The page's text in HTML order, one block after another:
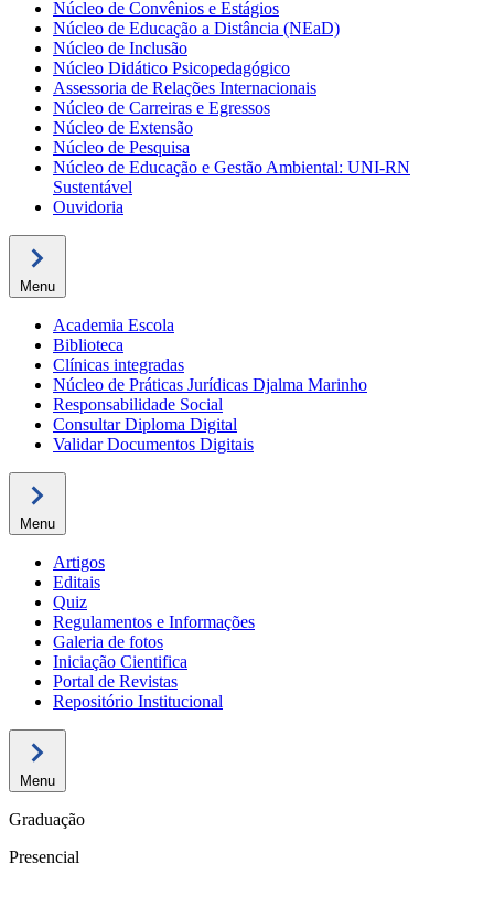
Núcleo de Convênios e Estágios
Núcleo de Educação a Distância (NEaD)
Núcleo de Inclusão
Núcleo Didático Psicopedagógico
Assessoria de Relações Internacionais
Núcleo de Carreiras e Egressos
Núcleo de Extensão
Núcleo de Pesquisa
Núcleo de Educação e Gestão Ambiental: UNI-RN
Sustentável
Ouvidoria
Menu
Academia Escola
Biblioteca
Clínicas integradas
Núcleo de Práticas Jurídicas Djalma Marinho
Responsabilidade Social
Consultar Diploma Digital
Validar Documentos Digitais
Menu
Artigos
Editais
Quiz
Regulamentos e Informações
Galeria de fotos
Iniciação Cientifica
Portal de Revistas
Repositório Institucional
Menu
Graduação
Presencial